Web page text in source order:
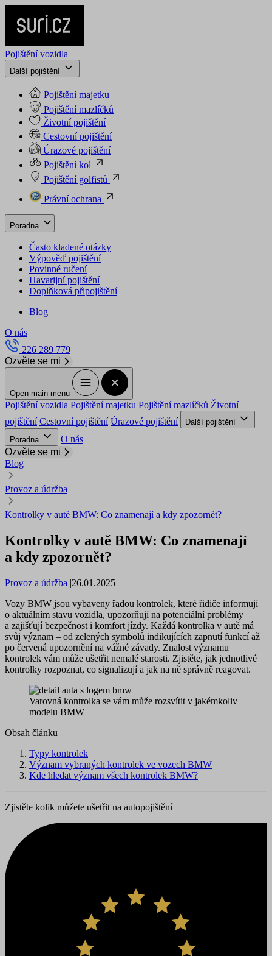
Pojištění vozidla
Další pojištění
Pojištění majetku
Pojištění mazlíčků
Životní pojištění
Cestovní pojištění
Úrazové pojištění
Pojištění kol
Pojištění golfistů
Právní ochrana
Poradna
Často kladené otázky
Výpověď pojištění
Povinné ručení
Havarijní pojištění
Doplňková připojištění
Blog
O nás
226 289 779
Ozvěte se mi
Open main menu
Pojištění vozidla Pojištění majetku Pojištění mazlíčků Životní
pojištění Cestovní pojištění Úrazové pojištění
Další pojištění
Poradna
O nás
Ozvěte se mi
Blog
Provoz a údržba
Kontrolky v autě BMW: Co znamenají a kdy zpozornět?
Kontrolky v autě BMW: Co znamenají
a kdy zpozornět?
Provoz a údržba |26.01.2025
Vozy BMW jsou vybaveny řadou kontrolek, které řidiče informují
o aktuálním stavu vozidla, upozorňují na potenciální problémy
a zajišťují bezpečnost i komfort jízdy. Každá kontrolka v autě má
svůj význam – od zelených symbolů indikujících zapnutí funkcí až
po červená upozornění na vážné závady. Znalost významu
kontrolek vám může ušetřit nemalé starosti. Zjistěte, jak jednotlivé
kontrolky rozpoznat, co signalizují a jak na ně správně reagovat.
Varovná kontrolka se vám může rozsvítit v jakémkoliv
modelu BMW
Obsah článku
Typy kontrolek
Význam vybraných kontrolek ve vozech BMW
Kde hledat význam všech kontrolek BMW?
Zjistěte kolik můžete ušetřit na autopojištění